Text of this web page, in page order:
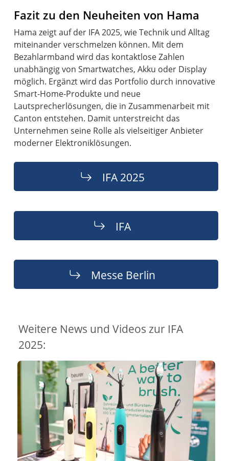
Fazit zu den Neuheiten von Hama
Hama zeigt auf der IFA 2025, wie Technik und Alltag
miteinander verschmelzen können. Mit dem
Bezahlarmband wird das kontaktlose Zahlen
unabhängig von Smartwatches, Akku oder Display
möglich. Ergänzt wird das Portfolio durch innovative
Smart-Home-Produkte und neue
Lautsprecherlösungen, die in Zusammenarbeit mit
Canton entstehen. Damit unterstreicht das
Unternehmen seine Rolle als vielseitiger Anbieter
moderner Elektroniklösungen.
IFA 2025
IFA
Messe Berlin
Weitere News und Videos zur IFA
2025: